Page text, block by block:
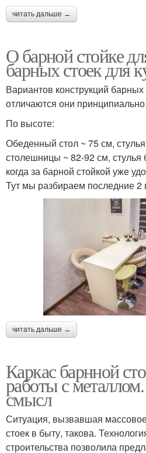
читать дальше →
О барной стойке
барных стоек для
Вариантов конструкций
отличаются они принципиально.
По высоте:
Обеденный стол ~ 75 см,
столешницы ~ 82-92 см,
когда за барной стойкой уже
Тут мы разбираем последние 2
читать дальше →
Каркас барнной
работы с
смысл
Ситуация, вызвавшая
стоек в быту, такова.
строительства позволила